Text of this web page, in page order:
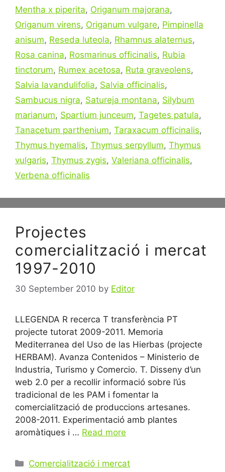
Mentha x piperita, Origanum majorana,
Origanum virens, Origanum vulgare, Pimpinella
anisum, Reseda luteola, Rhamnus alaternus,
Rosa canina, Rosmarinus officinalis, Rubia
tinctorum, Rumex acetosa, Ruta graveolens,
Salvia lavandulifolia, Salvia officinalis,
Sambucus nigra, Satureja montana, Silybum
marianum, Spartium junceum, Tagetes patula,
Tanacetum parthenium, Taraxacum officinalis,
Thymus hyemalis, Thymus serpyllum, Thymus
vulgaris, Thymus zygis, Valeriana officinalis,
Verbena officinalis
Projectes
comercialització i mercat
1997-2010
30 September 2010 by Editor
LLEGENDA R recerca T transferència PT
projecte tutorat 2009-2011. Memoria
Mediterranea del Uso de las Hierbas (projecte
HERBAM). Avanza Contenidos – Ministerio de
Industria, Turismo y Comercio. T. Disseny d’un
web 2.0 per a recollir informació sobre l’ús
tradicional de les PAM i fomentar la
comercialització de produccions artesanes.
2008-2011. Experimentació amb plantes
aromàtiques i … Read more
Categories
Comercialització i mercat